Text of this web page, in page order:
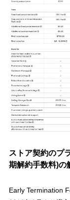
ストア契約のプ
期解約手数料)の
Early Termination